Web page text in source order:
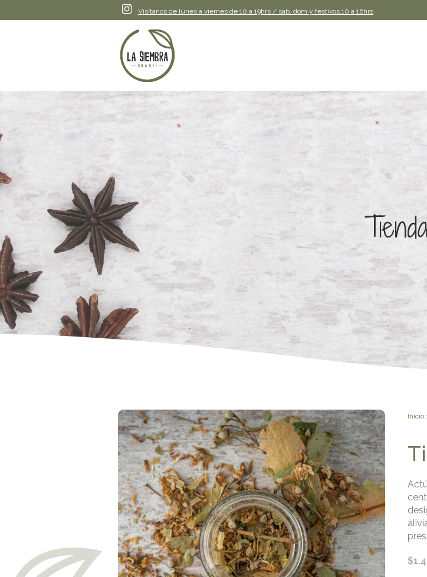
Visítanos de lunes a viernes de 10 a 19hrs / sab, dom y festivos 10 a 16hrs
Inicio
$